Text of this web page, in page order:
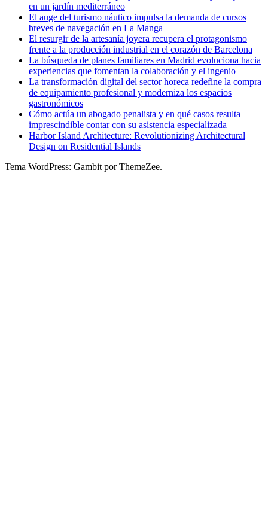
en un jardín mediterráneo
El auge del turismo náutico impulsa la demanda de cursos
breves de navegación en La Manga
El resurgir de la artesanía joyera recupera el protagonismo
frente a la producción industrial en el corazón de Barcelona
La búsqueda de planes familiares en Madrid evoluciona hacia
experiencias que fomentan la colaboración y el ingenio
La transformación digital del sector horeca redefine la compra
de equipamiento profesional y moderniza los espacios
gastronómicos
Cómo actúa un abogado penalista y en qué casos resulta
imprescindible contar con su asistencia especializada
Harbor Island Architecture: Revolutionizing Architectural
Design on Residential Islands
Tema WordPress: Gambit por ThemeZee.